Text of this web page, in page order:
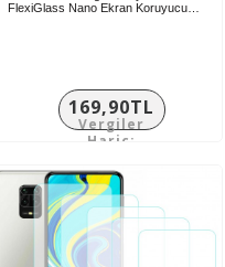
FlexiGlass Nano Ekran Koruyucu…
169,90TL
Vergiler
Hariç: